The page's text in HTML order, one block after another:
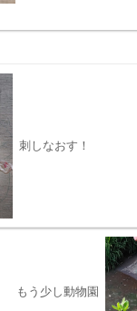
刺しなおす！
もう少し動物園